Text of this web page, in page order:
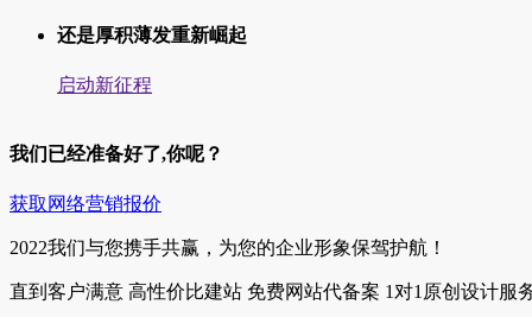
还是厚积薄发重新崛起
启动新征程
我们已经准备好了,你呢？
获取网络营销报价
2022我们与您携手共赢，为您的企业形象保驾护航！
直到客户满意 高性价比建站 免费网站代备案 1对1原创设计服